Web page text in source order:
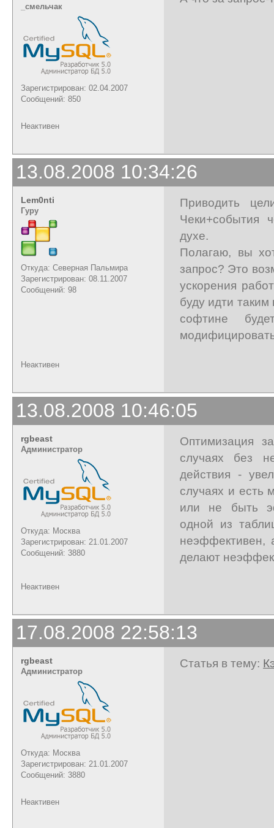
_cмельчак
Зарегистрирован: 02.04.2007
Сообщений: 850
Неактивен
13.08.2008 10:34:26
Lem0nti
Гуру
Откуда: Северная Пальмира
Зарегистрирован: 08.11.2007
Сообщений: 98
Приводить
Чеки+события
духе.
Полагаю, вы
запрос? Это
ускорения
буду идти
софтине
Неактивен
13.08.2008 10:46:05
rgbeast
Администратор
Откуда: Москва
Зарегистрирован: 21.01.2007
Сообщений: 3880
Оптимизация
случаях без
действия -
случаях и есть
или не быть
одной из
неэффективен,
делают
Неактивен
17.08.2008 22:58:13
rgbeast
Администратор
Откуда: Москва
Зарегистрирован: 21.01.2007
Сообщений: 3880
Статья в тему:
Неактивен